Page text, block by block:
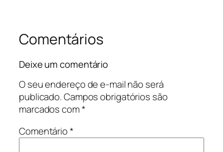
Comentários
Deixe um comentário
O seu endereço de e-mail não será
publicado.Campos obrigatórios são
marcados com*
Comentário*